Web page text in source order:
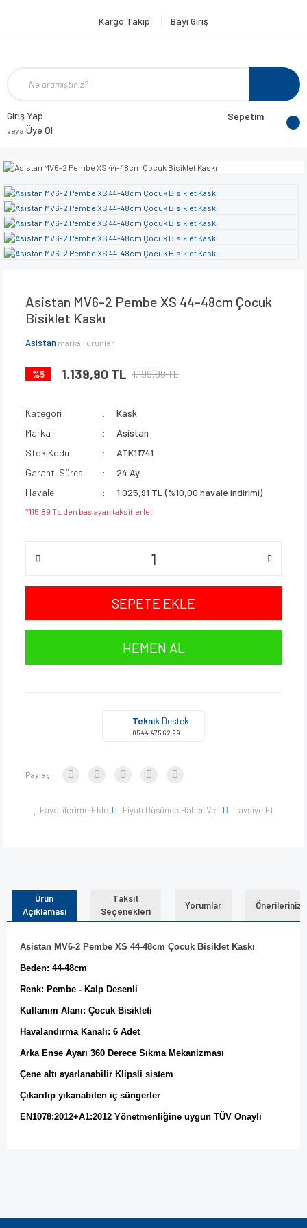
Kargo Takip Bayi Giriş
Giriş Yap
veya Üye Ol
Sepetim
Asistan MV6-2 Pembe XS 44-48cm Çocuk
Bisiklet Kaskı
Asistan markalı ürünler
%5 1.139,90 TL 1.199,90 TL
Kategori
Kask
Marka
Asistan
Stok Kodu
ATK11741
Garanti Süresi
24 Ay
Havale
1.025,91 TL (%10,00 havale indirimi)
*115,89 TL den başlayan taksitlerle!
SEPETE EKLE
HEMEN AL
Teknik Destek
0544 475 82 99
Paylaş:
Favorilerime Ekle Fiyatı Düşünce Haber Ver Tavsiye Et
Ürün
Açıklaması
Taksit
Seçenekleri
Yorumlar Önerileriniz
Asistan MV6-2 Pembe XS 44-48cm Çocuk Bisiklet Kaskı
Beden: 44-48cm
Renk: Pembe - Kalp Desenli
Kullanım Alanı: Çocuk Bisikleti
Havalandırma Kanalı: 6 Adet
Arka Ense Ayarı 360 Derece Sıkma Mekanizması
Çene altı ayarlanabilir Klipsli sistem
Çıkarılıp yıkanabilen iç süngerler
EN1078:2012+A1:2012 Yönetmenliğine uygun TÜV Onaylı